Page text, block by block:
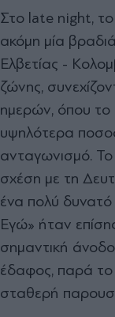
Στο late night,
ακόμη μία
Ελβετίας -
ζώνης,
ημερών, όπου το
υψηλότερα
ανταγωνισμό.
σχέση με τη
ένα πολύ
Εγώ» ήταν
σημαντική
έδαφος, παρά το
σταθερή